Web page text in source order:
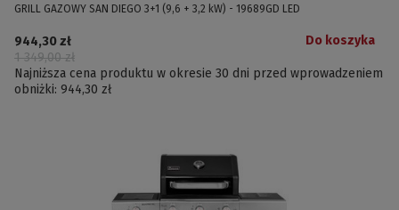
GRILL GAZOWY SAN DIEGO 3+1 (9,6 + 3,2 kW) - 19689GD LED
944,30 zł
1 349,00 zł
Najniższa cena produktu w okresie 30 dni przed wprowadzeniem
obniżki: 944,30 zł
Do koszyka